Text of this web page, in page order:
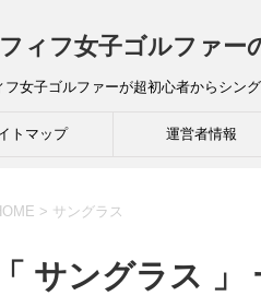
ィフ女子ゴルファー
フ女子ゴルファーが超初心者からシン
トマップ 運営者情報
> サングラス
「 サングラス 」